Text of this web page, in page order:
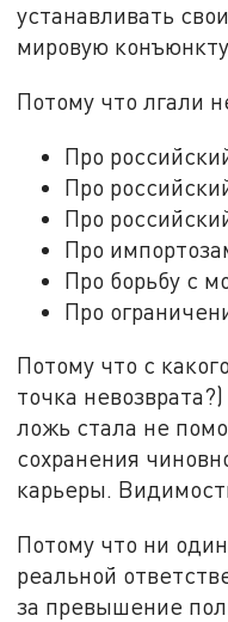
устанавливать
мировую
Потому что лгали
Про
Про
Про
Про
Про борьбу с
Про
Потому что с
точка
ложь стала не
сохранения
карьеры.
Потому что ни
реальной
за превышение